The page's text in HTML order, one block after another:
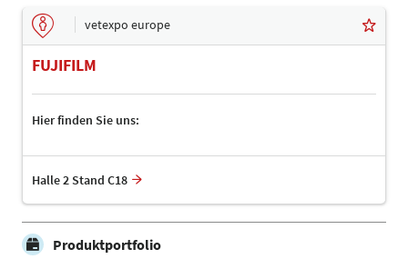
vetexpo europe
FUJIFILM
Hier finden Sie uns:
Halle 2 Stand C18
Produktportfolio